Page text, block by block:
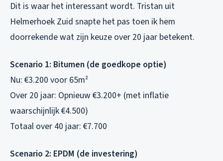
Dit is waar het interessant wordt. Tristan uit
Helmerhoek Zuid snapte het pas toen ik hem
doorrekende wat zijn keuze over 20 jaar betekent.
Scenario 1: Bitumen (de goedkope optie)
Nu: €3.200 voor 65m²
Over 20 jaar: Opnieuw €3.200+ (met inflatie
waarschijnlijk €4.500)
Totaal over 40 jaar: €7.700
Scenario 2: EPDM (de investering)